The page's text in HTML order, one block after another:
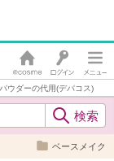
ウダーの代用(デパコス)
ベースメイク